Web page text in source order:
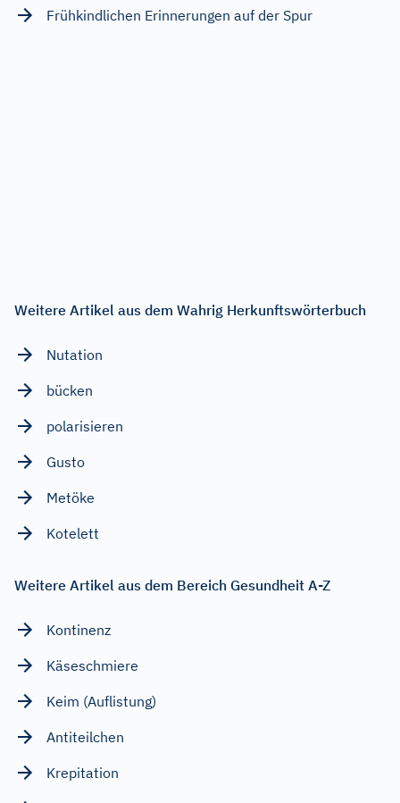
Frühkindlichen Erinnerungen auf der Spur
Weitere Artikel aus dem Wahrig Herkunftswörterbuch
Nutation
bücken
polarisieren
Gusto
Metöke
Kotelett
Weitere Artikel aus dem Bereich Gesundheit A-Z
Kontinenz
Käseschmiere
Keim (Auflistung)
Antiteilchen
Krepitation